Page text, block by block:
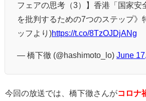
フェアの思考（3）】香港「国家安
を批判するための7つのステップ》
ッフより)https://t.co/8TzOJDjANg
— 橋下徹 (@hashimoto_lo) June
今回の放送では、橋下徹さんがコロナ